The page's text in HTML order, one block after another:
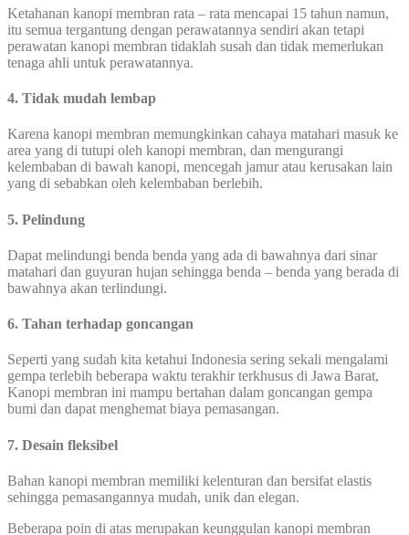
Ketahanan kanopi membran rata – rata mencapai 15 tahun namun,
itu semua tergantung dengan perawatannya sendiri akan tetapi
perawatan kanopi membran tidaklah susah dan tidak memerlukan
tenaga ahli untuk perawatannya.
4. Tidak mudah lembap
Karena kanopi membran memungkinkan cahaya matahari masuk ke
area yang di tutupi oleh kanopi membran, dan mengurangi
kelembaban di bawah kanopi, mencegah jamur atau kerusakan lain
yang di sebabkan oleh kelembaban berlebih.
5. Pelindung
Dapat melindungi benda benda yang ada di bawahnya dari sinar
matahari dan guyuran hujan sehingga benda – benda yang berada di
bawahnya akan terlindungi.
6. Tahan terhadap goncangan
Seperti yang sudah kita ketahui Indonesia sering sekali mengalami
gempa terlebih beberapa waktu terakhir terkhusus di Jawa Barat,
Kanopi membran ini mampu bertahan dalam goncangan gempa
bumi dan dapat menghemat biaya pemasangan.
7. Desain fleksibel
Bahan kanopi membran memiliki kelenturan dan bersifat elastis
sehingga pemasangannya mudah, unik dan elegan.
Beberapa poin di atas merupakan keunggulan kanopi membran